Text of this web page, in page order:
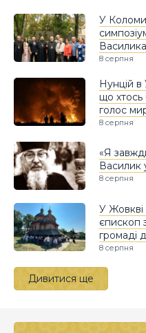
У
Василика
8 серпня
Нунцій в
що хтось
голос
8 серпня
«Я
Василик
8 серпня
У Жовкві
єпископ
громаді
8 серпня
Дивитися ще